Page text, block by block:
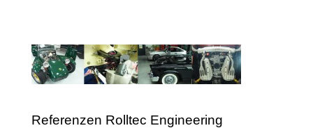
Referenzen Rolltec Engineering